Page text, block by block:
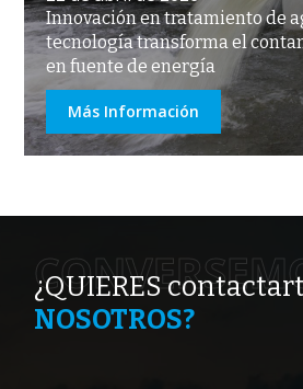
Innovación en tratamiento de
tecnología transforma el
en fuente de energía
Más Información
¿QUIERES
NOSOTROS?